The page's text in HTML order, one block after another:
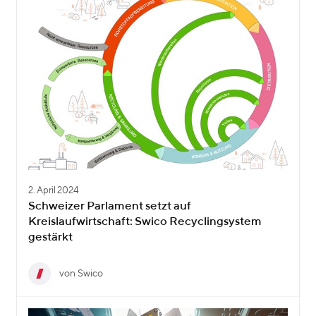
2. April 2024
Schweizer Parlament setzt auf
Kreislaufwirtschaft: Swico Recyclingsystem
gestärkt
von Swico